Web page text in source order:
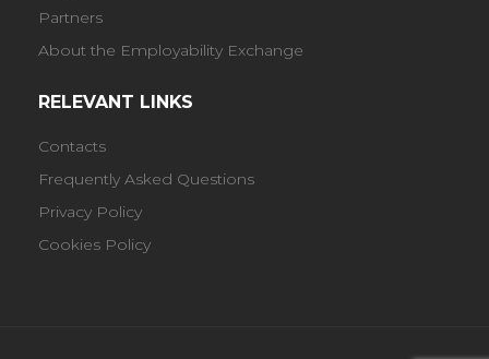
Partners
About the Employability Exchange
RELEVANT LINKS
Contacts
Frequently Asked Questions
Privacy Policy
Cookies Policy